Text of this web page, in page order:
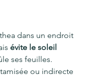
dans un endroit
évite le soleil
ses feuilles.
ou indirecte